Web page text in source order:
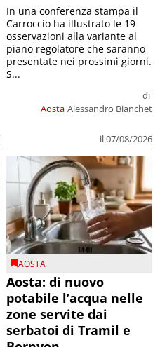
Aosta
di
Alessandro Bianchet
il 07/08/2026
In una conferenza stampa il
Carroccio ha illustrato le 19
osservazioni alla variante al
piano regolatore che saranno
presentate nei prossimi giorni.
S...
AOSTA
Aosta: di nuovo
potabile l’acqua nelle
zone servite dai
serbatoi di Tramil e